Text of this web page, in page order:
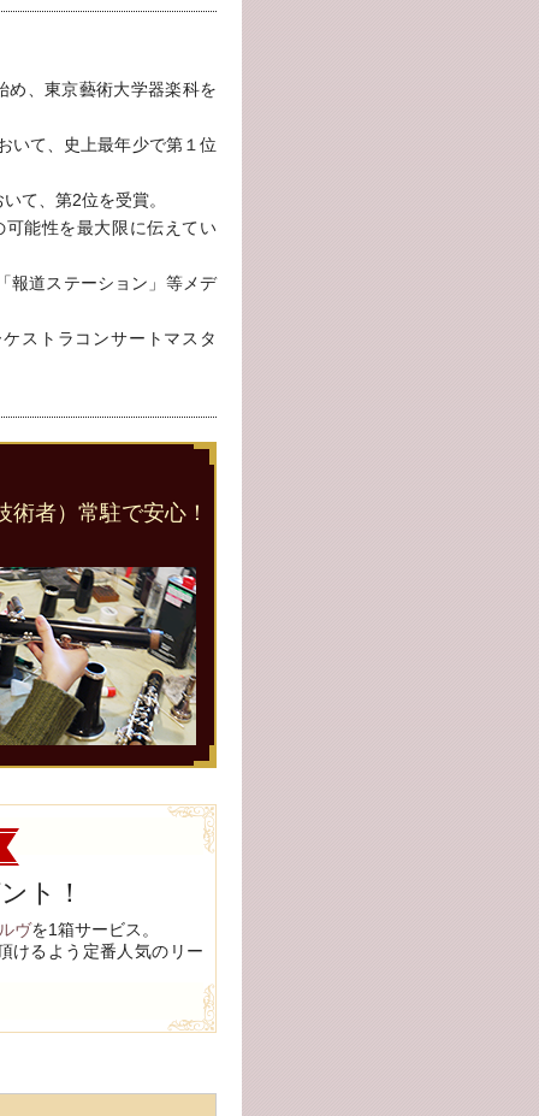
め、東京藝術大学器楽科を
いて、史上最年少で第１位
て、第2位を受賞。
能性を最大限に伝えてい
報道ステーション」等メデ
ストラコンサートマスタ
者）常駐で安心！
ト！
ヴを1箱サービス。
けるよう定番人気のリー